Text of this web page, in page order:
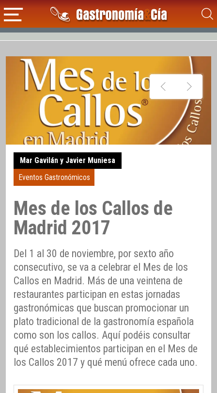
Mar Gavilán y Javier Muniesa
Eventos Gastronómicos
Mes de los Callos de
Madrid 2017
Del 1 al 30 de noviembre, por sexto año
consecutivo, se va a celebrar el Mes de los
Callos en Madrid. Más de una veintena de
restaurantes participan en estas jornadas
gastronómicas que buscan promocionar un
plato tradicional de la gastronomía española
como son los callos. Aquí podéis consultar
qué establecimientos participan en el Mes de
los Callos 2017 y qué menú ofrece cada uno.